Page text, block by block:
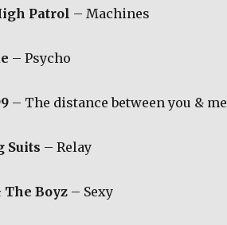
Patrol – Machines
– Psycho
– The distance between you & me
Suits – Relay
Boyz– Sexy